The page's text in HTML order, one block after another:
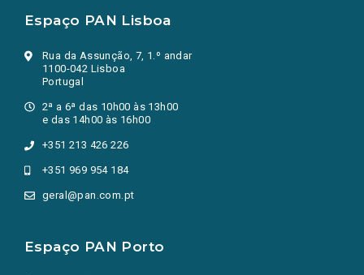
Espaço PAN Lisboa
Rua da Assunção, 7, 1.º andar
1100-042 Lisboa
Portugal
2ª a 6ª das 10h00 às 13h00
e das 14h00 às 16h00
+351 213 426 226
+351 969 954 184
geral@pan.com.pt
Espaço PAN Porto